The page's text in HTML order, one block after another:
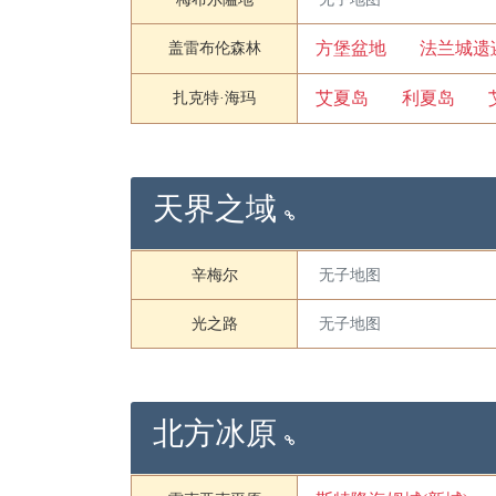
盖雷布伦森林 方堡盆地 法兰城遗
扎克特·海玛 艾夏岛 利夏岛
天界之域
辛梅尔 无子地图
光之路 无子地图
北方冰原